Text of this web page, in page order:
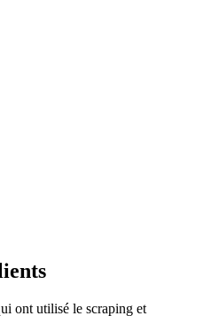
ont utilisé le scraping et